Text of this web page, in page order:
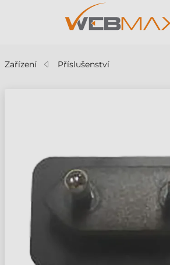
Zařízení Příslušenství